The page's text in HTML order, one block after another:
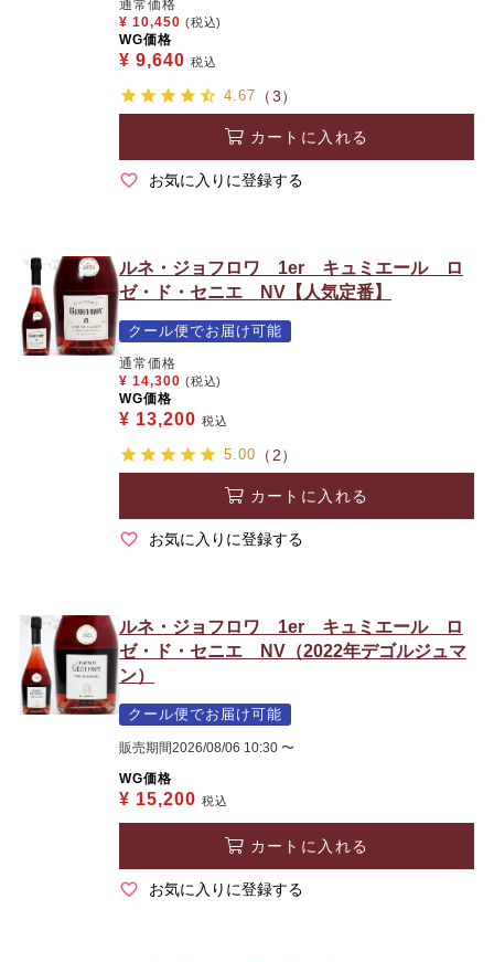
通常価格
¥ 10,450 (税込)
WG価格
¥ 9,640 税込
4.67 （3）
カートに入れる
お気に入りに登録する
ルネ・ジョフロワ 1er キュミエール ロ
ゼ・ド・セニエ NV【人気定番】
クール便でお届け可能
通常価格
¥ 14,300 (税込)
WG価格
¥ 13,200 税込
5.00 （2）
カートに入れる
お気に入りに登録する
ルネ・ジョフロワ 1er キュミエール ロ
ゼ・ド・セニエ NV（2022年デゴルジュマ
ン）
クール便でお届け可能
販売期間2026/08/06 10:30 〜
WG価格
¥ 15,200 税込
カートに入れる
お気に入りに登録する